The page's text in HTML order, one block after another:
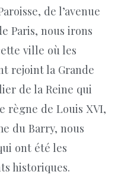
de l’avenue
Paris, nous irons
ville où les
rejoint la Grande
de la Reine qui
règne de Louis XVI,
du Barry, nous
ont été les
historiques.